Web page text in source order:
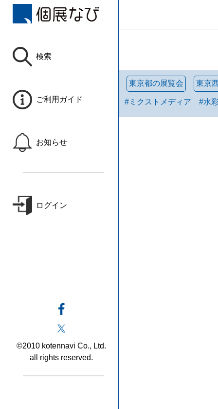
検索
ご利用ガイド
お知らせ
ログイン
©2010 kotennavi Co., Ltd.
all rights reserved.
東京都の展覧会 東京
# ミクストメディア #水